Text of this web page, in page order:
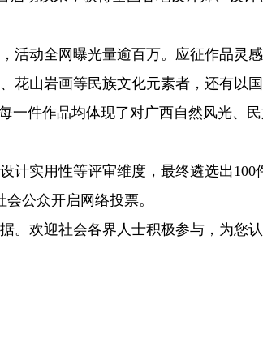
活动全网曝光量逾百万。应征作品灵
花山岩画等民族文化元素者，还有以
一件作品均体现了对广西自然风光、
实用性等评审维度，最终遴选出100
公众开启网络投票。
欢迎社会各界人士积极参与，为您